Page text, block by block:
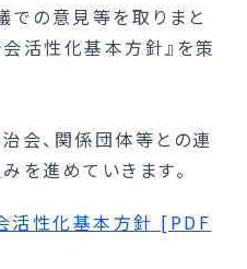
での意見等を取りまと
活性化基本方針』を策
会、関係団体等との連
を進めていきます。
活性化基本方針 [PDF